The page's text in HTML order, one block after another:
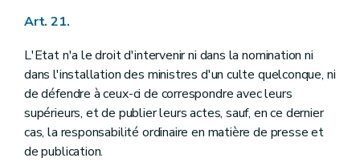
Art. 196
Art. 198
Titre IX
ENTREE EN VIGUEUR ET DISPOSITIONS TRANSITOIRES
Annexe
Annexe
Annexe
Art. 21.
L'Etat n'a le droit d'intervenir ni dans la nomination ni
dans l'installation des ministres d'un culte quelconque, ni
de défendre à ceux-ci de correspondre avec leurs
supérieurs, et de publier leurs actes, sauf, en ce dernier
cas, la responsabilité ordinaire en matière de presse et
de publication.